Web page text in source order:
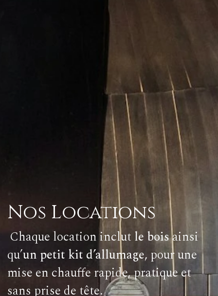
Nos Locations
Chaque location inclut le boisainsi
qu’un petit kit d’allumage, pour une
mise en chauffe rapide, pratique et
sans prise de tête.